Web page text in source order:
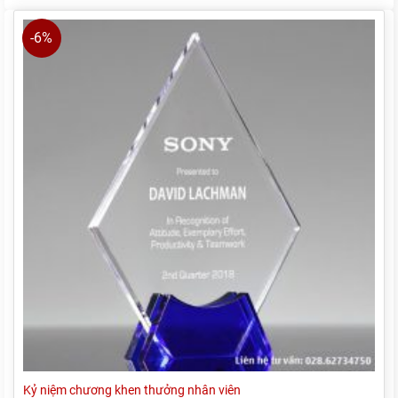
240.000₫.
-6%
Kỷ niệm chương khen thưởng nhân viên